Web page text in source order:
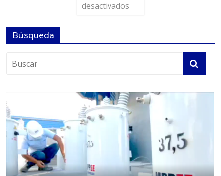
desactivados
Búsqueda